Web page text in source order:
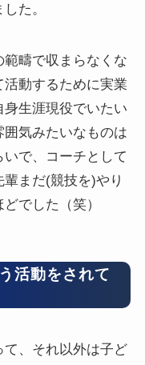
た。
疇で収まらなくな
動するために実業
生涯現役でいたい
気みたいなものは
で、コーチとして
まだ(競技を)やり
でした（笑）
活動をされて
、それ以外は子ど